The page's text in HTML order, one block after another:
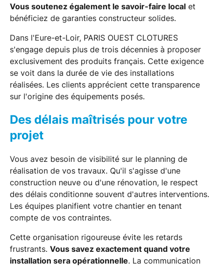
Vous soutenez également le savoir-faire local et
bénéficiez de garanties constructeur solides.
Dans l'Eure-et-Loir, PARIS OUEST CLOTURES
s'engage depuis plus de trois décennies à proposer
exclusivement des produits français. Cette exigence
se voit dans la durée de vie des installations
réalisées. Les clients apprécient cette transparence
sur l'origine des équipements posés.
Des délais maîtrisés pour votre
projet
Vous avez besoin de visibilité sur le planning de
réalisation de vos travaux. Qu'il s'agisse d'une
construction neuve ou d'une rénovation, le respect
des délais conditionne souvent d'autres interventions.
Les équipes planifient votre chantier en tenant
compte de vos contraintes.
Cette organisation rigoureuse évite les retards
frustrants. Vous savez exactement quand votre
installation sera opérationnelle. La communication